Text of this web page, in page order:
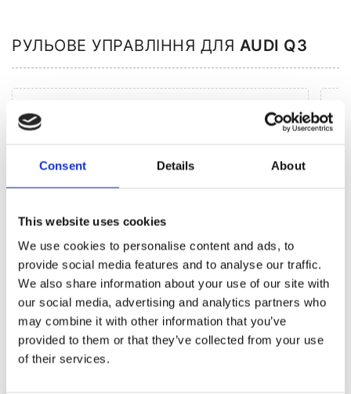
Consent Details About
This website uses cookies
We use cookies to personalise content and ads, to
provide social media features and to analyse our traffic.
We also share information about your use of our site with
our social media, advertising and analytics partners who
may combine it with other information that you’ve
provided to them or that they’ve collected from your use
of their services.
РУЛЬОВЕ УПРАВЛІННЯ ДЛЯ AUDI Q3
Агрегати рульового управління (12)
Рульова рейка з ЕПК (12)